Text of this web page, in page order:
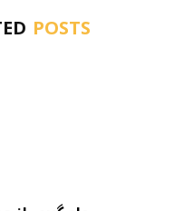
POSTS